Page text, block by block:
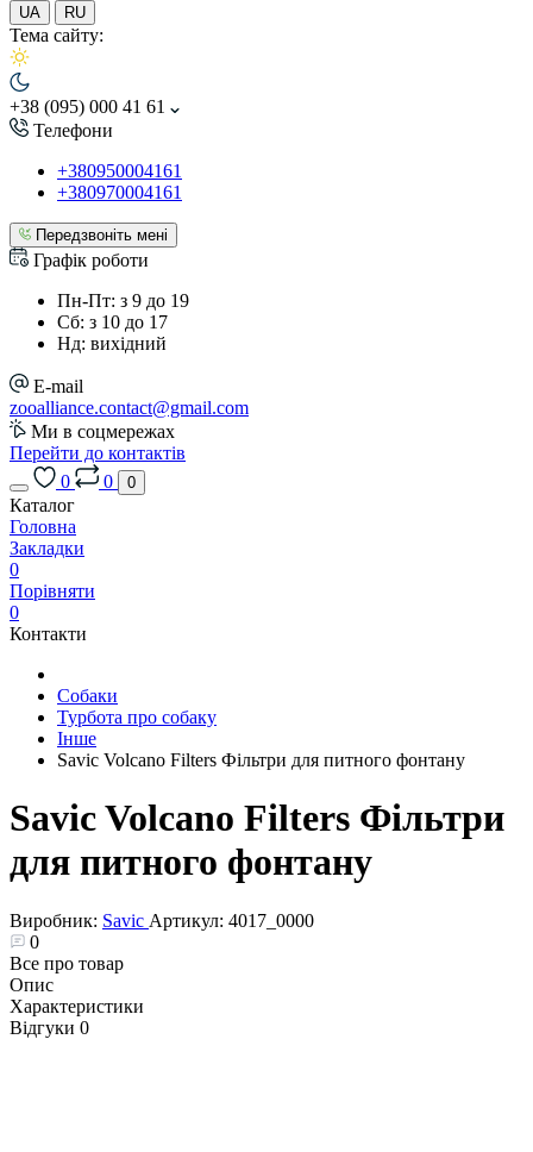
UA RU
Тема сайту:
+38 (095) 000 41 61
Телефони
+380950004161
+380970004161
Передзвоніть мені
Графік роботи
Пн-Пт: з 9 до 19
Сб: з 10 до 17
Нд: вихідний
E-mail
zooalliance.contact@gmail.com
Ми в соцмережах
Перейти до контактів
0
0 0
Каталог
Головна
Закладки
0
Порівняти
0
Контакти
Собаки
Турбота про собаку
Інше
Savic Volcano Filters Фільтри для питного фонтану
Savic Volcano Filters Фільтри
для питного фонтану
Виробник: Savic Артикул: 4017_0000
0
Все про товар
Опис
Характеристики
Відгуки 0